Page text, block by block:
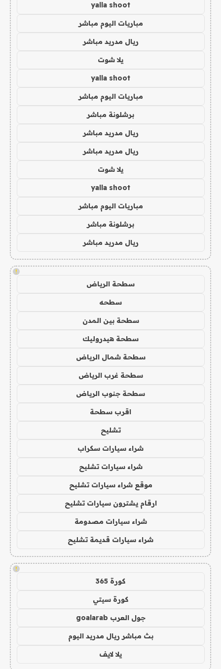
yalla shoot
مباريات اليوم مباشر
ريال مدريد مباشر
يلا شوت
yalla shoot
مباريات اليوم مباشر
برشلونة مباشر
ريال مدريد مباشر
ريال مدريد مباشر
يلا شوت
yalla shoot
مباريات اليوم مباشر
برشلونة مباشر
ريال مدريد مباشر
!
سطحة الرياض
سطحه
سطحة بين المدن
سطحة هيدروليك
سطحة شمال الرياض
سطحة غرب الرياض
سطحة جنوب الرياض
اقرب سطحة
تشليح
شراء سيارات سكراب
شراء سيارات تشليح
موقع شراء سيارات تشليح
ارقام يشترون سيارات تشليح
شراء سيارات مصدومة
شراء سيارات قديمة تشليح
!
كورة 365
كورة سيتي
جول العرب goalarab
بث مباشر ريال مدريد اليوم
يلا لايف